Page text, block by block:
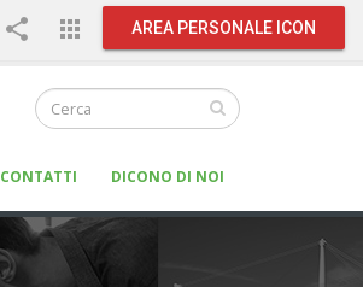
share apps AREA PERSONALE ICON
CONTATTI DICONO DI NOI